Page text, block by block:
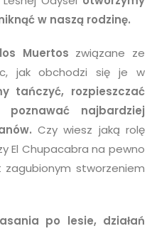
w naszą rodzinę.
Muertos związane ze
jak obchodzi się je w
tańczyć, rozpieszczać
najbardziej
Czy wiesz jaką rolę
El Chupacabra na pewno
stworzeniem
po lesie, działań